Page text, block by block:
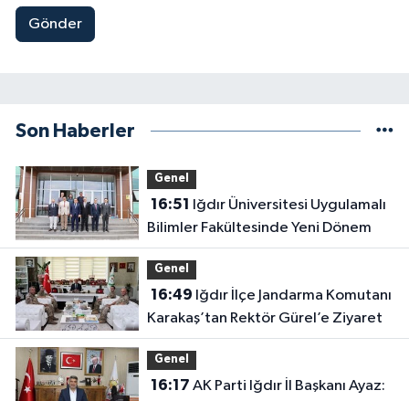
Gönder
Son Haberler
Genel
16:51
Bilimler Fakültesinde Yeni Dönem
Genel
16:49
Karakaş’tan Rektör Gürel’e Ziyaret
Genel
16:17